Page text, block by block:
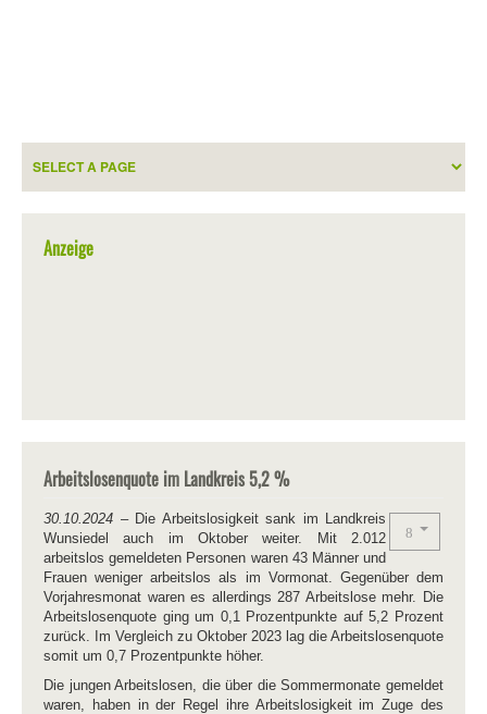
Anzeige
Arbeitslosenquote im Landkreis 5,2 %
30.10.2024 – Die Arbeitslosigkeit sank im Landkreis
Wunsiedel auch im Oktober weiter. Mit 2.012
arbeitslos gemeldeten Personen waren 43 Männer und
Frauen weniger arbeitslos als im Vormonat. Gegenüber dem
Vorjahresmonat waren es allerdings 287 Arbeitslose mehr. Die
Arbeitslosenquote ging um 0,1 Prozentpunkte auf 5,2 Prozent
zurück. Im Vergleich zu Oktober 2023 lag die Arbeitslosenquote
somit um 0,7 Prozentpunkte höher.
Die jungen Arbeitslosen, die über die Sommermonate gemeldet
waren, haben in der Regel ihre Arbeitslosigkeit im Zuge des